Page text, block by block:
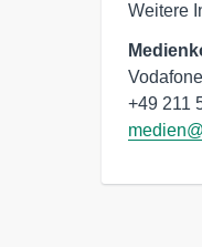
Weitere